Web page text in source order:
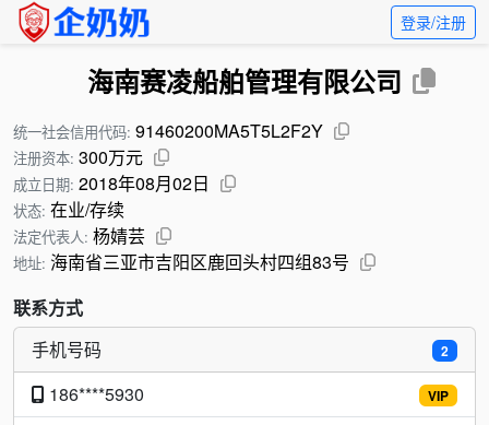
登录/注册
海南赛凌船舶管理有限公司
统一社会信用代码: 91460200MA5T5L2F2Y
注册资本: 300万元
成立日期: 2018年08月02日
状态: 在业/存续
法定代表人: 杨婧芸
地址: 海南省三亚市吉阳区鹿回头村四组83号
联系方式
2
手机号码
VIP
186****5930